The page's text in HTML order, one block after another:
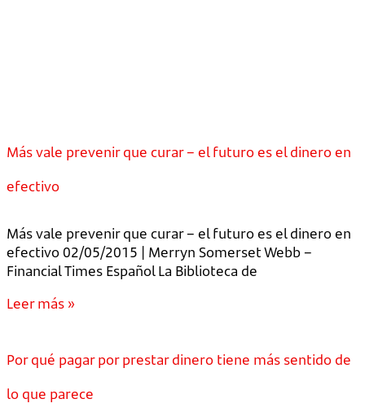
Más vale prevenir que curar – el futuro es el dinero en
efectivo
Más vale prevenir que curar – el futuro es el dinero en
efectivo 02/05/2015 | Merryn Somerset Webb –
Financial Times Español La Biblioteca de
Leer más »
Por qué pagar por prestar dinero tiene más sentido de
lo que parece